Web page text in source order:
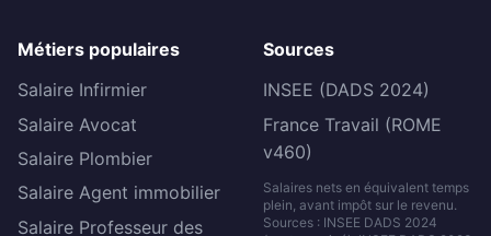
Métiers populaires
Salaire Infirmier
Salaire Avocat
Salaire Plombier
Salaire Agent immobilier
Salaire Professeur des
Sources
INSEE (DADS 2024)
France Travail (ROME
v460)
Salaires nets en équivalent temps
plein, avant impôt sur le revenu.
Sources : INSEE DADS 2024